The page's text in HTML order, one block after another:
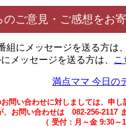
のご意見・ご感想をお
組にメッセージを送る方は
メッセージを送る方は、
こ
満点ママ 今日の
問い合わせに対しましては、申
、お問い合わせは 082-256-2117
（ 受付：月～金 9:30